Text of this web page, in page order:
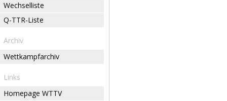
Wechselliste
Q-TTR-Liste
Archiv
Wettkampfarchiv
Links
Homepage WTTV